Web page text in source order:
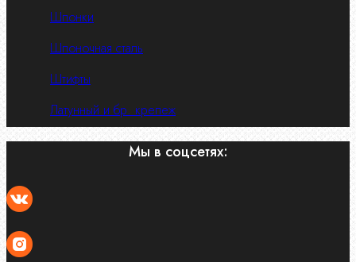
Шпонки
Шпоночная сталь
Штифты
Латунный и бр. крепеж
Мы в соцсетях: